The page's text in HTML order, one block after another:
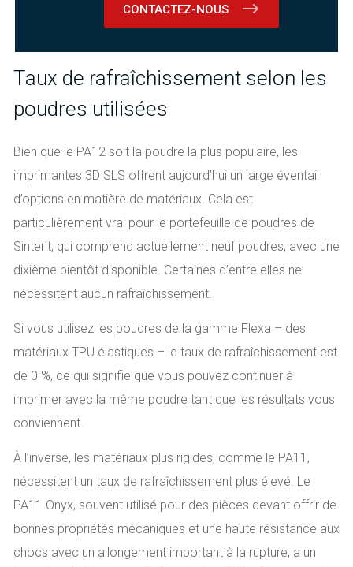
CONTACTEZ-NOUS
Taux de rafraîchissement selon les
poudres utilisées
Bien que le PA12 soit la poudre la plus populaire, les
imprimantes 3D SLS offrent aujourd’hui un large éventail
d’options en matière de matériaux. Cela est
particulièrement vrai pour le portefeuille de poudres de
Sinterit, qui comprend actuellement neuf poudres, avec une
dixième bientôt disponible. Certaines d’entre elles ne
nécessitent aucun rafraîchissement.
Si vous utilisez les poudres de la gamme Flexa – des
matériaux TPU élastiques – le taux de rafraîchissement est
de 0 %, ce qui signifie que vous pouvez continuer à
imprimer avec la même poudre tant que les résultats vous
conviennent.
À l’inverse, les matériaux plus rigides, comme le PA11,
nécessitent un taux de rafraîchissement plus élevé. Le
PA11 Onyx, souvent utilisé pour des pièces devant offrir de
bonnes propriétés mécaniques et une haute résistance aux
chocs avec un allongement important à la rupture, a un